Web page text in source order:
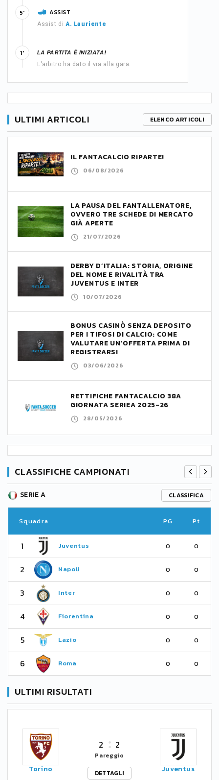
ASSIST
Assist di A. Lauriente
5'
LA PARTITA È INIZIATA!
L'arbitro ha dato il via alla gara.
1'
ULTIMI ARTICOLI ELENCO ARTICOLI
IL FANTACALCIO RIPARTE!
06/08/2026
LA PAUSA DEL FANTALLENATORE,
OVVERO TRE SCHEDE DI MERCATO
GIÀ APERTE
21/07/2026
DERBY D’ITALIA: STORIA, ORIGINE
DEL NOME E RIVALITÀ TRA
JUVENTUS E INTER
10/07/2026
BONUS CASINÒ SENZA DEPOSITO
PER I TIFOSI DI CALCIO: COME
VALUTARE UN’OFFERTA PRIMA DI
REGISTRARSI
03/06/2026
RETTIFICHE FANTACALCIO 38A
GIORNATA SERIEA 2025-26
28/05/2026
CLASSIFICHE CAMPIONATI
SERIE A CLASSIFICA
Squadra PG Pt
1 Juventus 0 0
2 Napoli 0 0
3 Inter 0 0
4 Fiorentina 0 0
5 Lazio 0 0
6 Roma 0 0
ULTIMI RISULTATI
Torino
2 2
Pareggio
DETTAGLI
Juventus